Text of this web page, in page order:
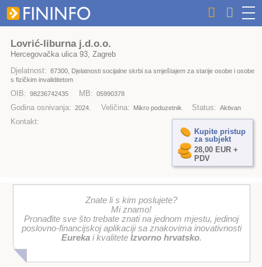
Lovrić-liburna j.d.o.o.
Hercegovačka ulica 93, Zagreb
Djelatnost: 87300, Djelatnosti socijalne skrbi sa smještajem za starije osobe i osobe
s fizičkim invaliditetom
OIB: 98236742435 MB: 05990378
Godina osnivanja: 2024. Veličina: Mikro poduzetnik Status: Aktivan
Kontakt:
Kupite pristup
za subjekt
28,00 EUR +
PDV
Znate li s kim poslujete?
Mi znamo!
Pronađite sve što trebate znati na jednom mjestu, jedinoj
poslovno-financijskoj aplikaciji sa znakovima inovativnosti
Eurekai kvalitete Izvorno hrvatsko.